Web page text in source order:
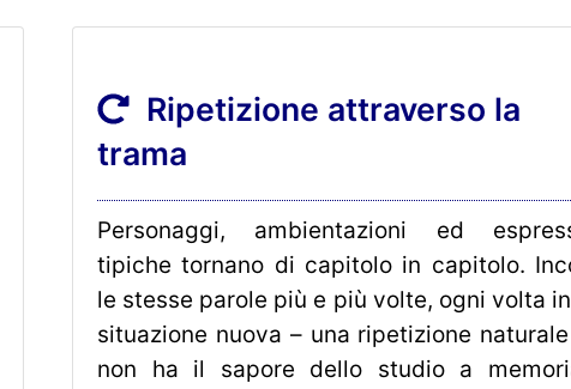
Ripetizione attraverso la
trama
Personaggi, ambientazioni ed
tipiche tornano di capitolo in capitolo.
le stesse parole più e più volte, ogni volta
situazione nuova – una ripetizione
non ha il sapore dello studio a